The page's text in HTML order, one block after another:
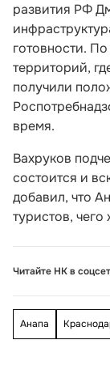
развития РФ
готовности.
территорий,
получили
время.
Вахруков
состоится и
добавил, что
туристов, чего
Читайте НК в
Анапа